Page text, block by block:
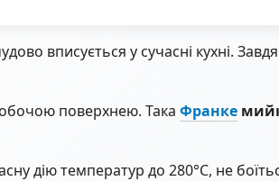
вписується у сучасні кухні.
поверхнею. Така Франке
дію температур до 280°C, не